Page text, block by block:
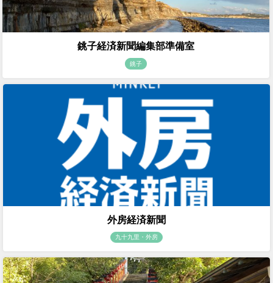
銚子経済新聞編集部準備室
銚子
外房経済新聞
九十九里・外房